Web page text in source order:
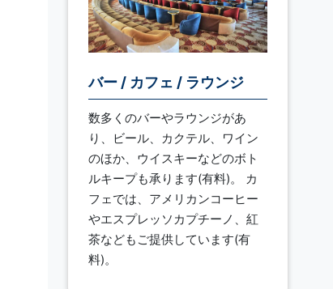
バー / カフェ / ラウンジ
数多くのバーやラウンジがあ
り、ビール、カクテル、ワイン
のほか、ウイスキーなどのボト
ルキープも承ります(有料)。 カ
フェでは、アメリカンコーヒー
やエスプレッソカプチーノ、紅
茶などもご提供しています(有
料)。